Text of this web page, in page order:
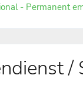
- Permanent
/